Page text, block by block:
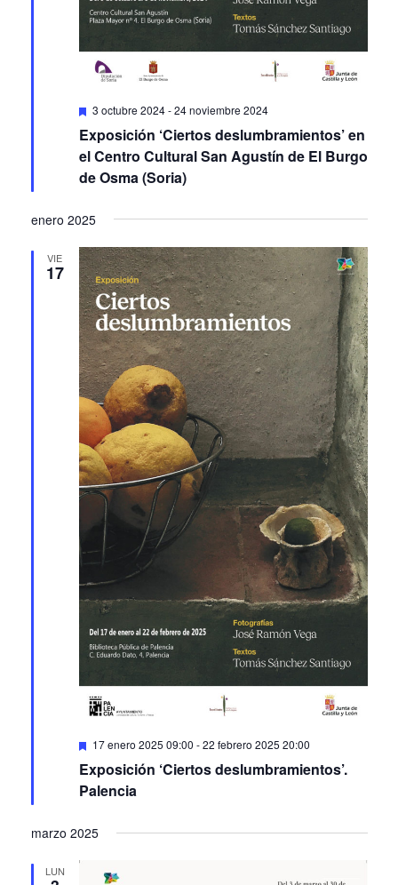
Featured
3 octubre 2024-24 noviembre 2024
Exposición ‘Ciertos deslumbramientos’ en
el Centro Cultural San Agustín de El Burgo
de Osma (Soria)
enero 2025
VIE
17
Featured
17 enero 2025 09:00 -22 febrero 2025 20:00
Exposición ‘Ciertos deslumbramientos’.
Palencia
marzo 2025
LUN